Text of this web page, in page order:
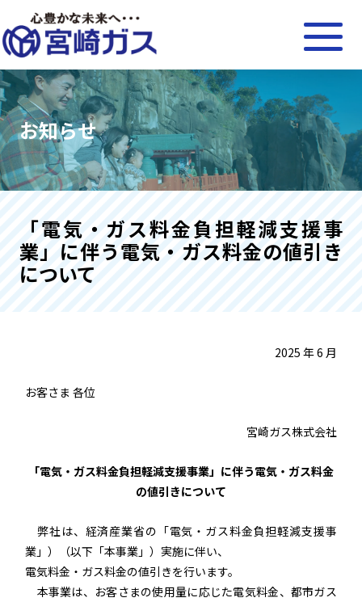
お知らせ
「電気・ガス料金負担軽減支援事
業」に伴う電気・ガス料金の値引き
について
2025 年 6 月
お客さま 各位
宮崎ガス株式会社
「電気・ガス料金負担軽減支援事業」に伴う電気・ガス料金
の値引きについて
弊社は、経済産業省の「電気・ガス料金負担軽減支援事
業」）（以下「本事業」）実施に伴い、
電気料金・ガス料金の値引きを行います。
本事業は、お客さまの使用量に応じた電気料金、都市ガス